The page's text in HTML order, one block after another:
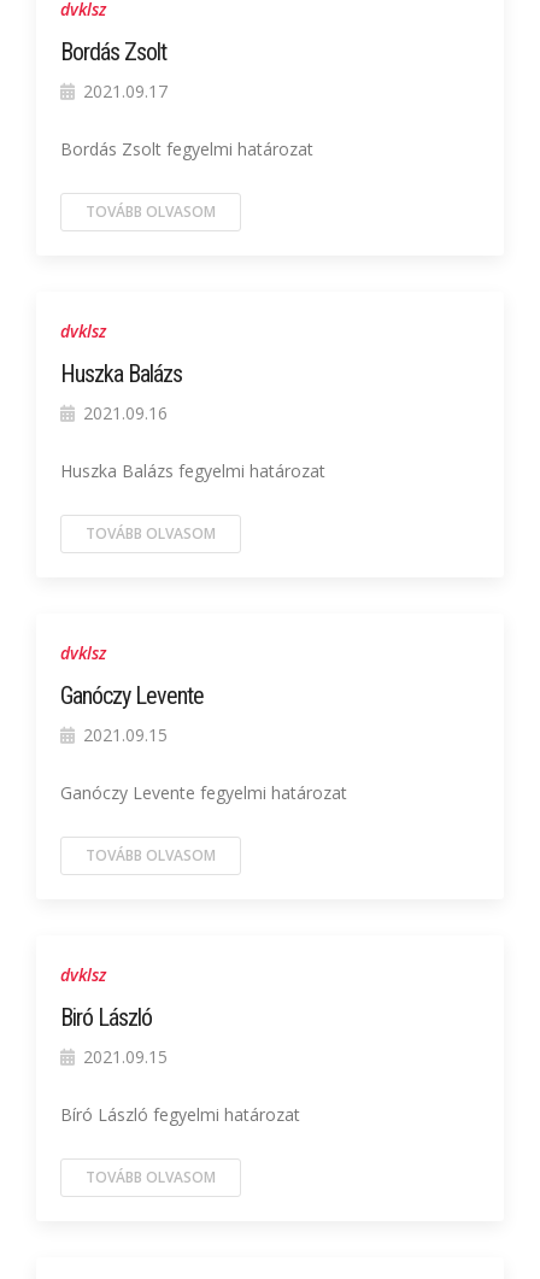
dvklsz
Bordás Zsolt
2021.09.17
Bordás Zsolt fegyelmi határozat
TOVÁBB OLVASOM
dvklsz
Huszka Balázs
2021.09.16
Huszka Balázs fegyelmi határozat
TOVÁBB OLVASOM
dvklsz
Ganóczy Levente
2021.09.15
Ganóczy Levente fegyelmi határozat
TOVÁBB OLVASOM
dvklsz
Biró László
2021.09.15
Bíró László fegyelmi határozat
TOVÁBB OLVASOM